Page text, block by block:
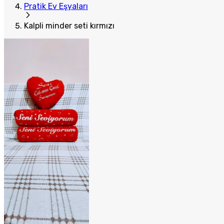
Pratik Ev Eşyaları
Kalpli minder seti kırmızı